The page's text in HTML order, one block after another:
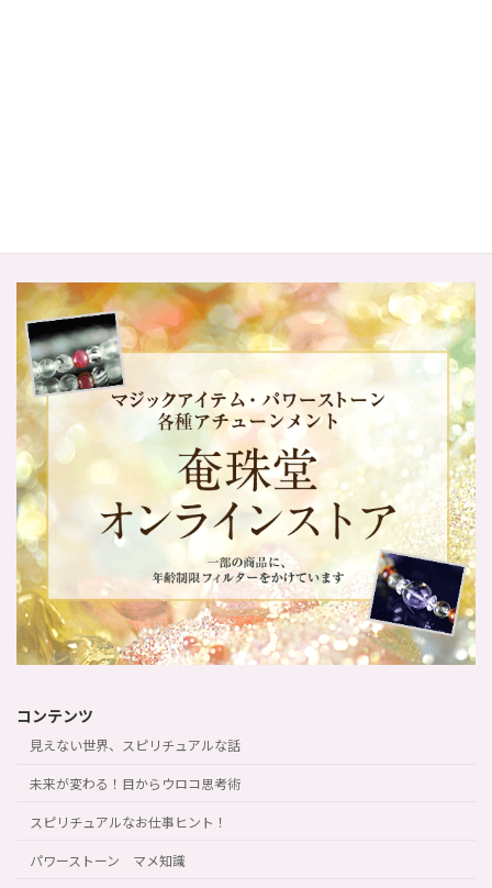
コンテンツ
見えない世界、スピリチュアルな話
未来が変わる！目からウロコ思考術
スピリチュアルなお仕事ヒント！
パワーストーン マメ知識